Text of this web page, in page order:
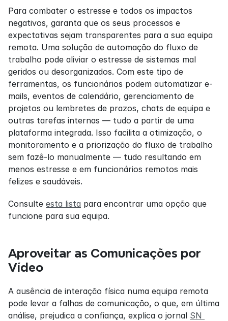
Para combater o estresse e todos os impactos
negativos, garanta que os seus processos e
expectativas sejam transparentes para a sua equipa
remota. Uma solução de automação do fluxo de
trabalho pode aliviar o estresse de sistemas mal
geridos ou desorganizados. Com este tipo de
ferramentas, os funcionários podem automatizar e-
mails, eventos de calendário, gerenciamento de
projetos ou lembretes de prazos, chats de equipa e
outras tarefas internas — tudo a partir de uma
plataforma integrada. Isso facilita a otimização, o
monitoramento e a priorização do fluxo de trabalho
sem fazê-lo manualmente — tudo resultando em
menos estresse e em funcionários remotos mais
felizes e saudáveis.
Consulte esta lista para encontrar uma opção que
funcione para sua equipa.
Aproveitar as Comunicações por
Vídeo
A ausência de interação física numa equipa remota
pode levar a falhas de comunicação, o que, em última
análise, prejudica a confiança, explica o jornal SN